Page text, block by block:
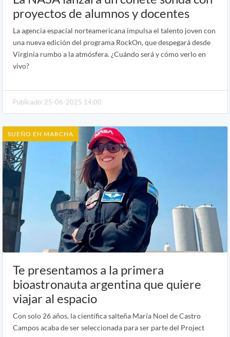
proyectos de alumnos y docentes
La agencia espacial norteamericana impulsa el talento joven con
una nueva edición del programa RockOn, que despegará desde
Virginia rumbo a la atmósfera. ¿Cuándo será y cómo verlo en
vivo?
Publicado: 25-06-2025 14:00
SUEÑO EN MARCHA
Te presentamos a la primera
bioastronauta argentina que quiere
viajar al espacio
Con solo 26 años, la científica salteña María Noel de Castro
Campos acaba de ser seleccionada para ser parte del Project